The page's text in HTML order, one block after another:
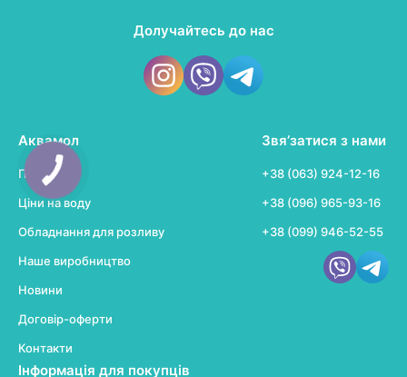
Долучайтесь до нас
Аквамол
Про воду
Ціни на воду
Обладнання для розливу
Наше виробництво
Новини
Договір-оферти
Контакти
Інформація для покупців
Звя’затися з нами
+38 (063) 924-12-16
+38 (096) 965-93-16
+38 (099) 946-52-55